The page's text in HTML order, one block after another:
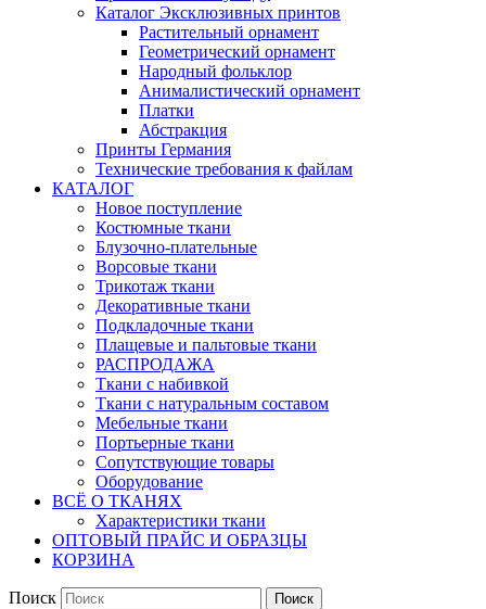
Каталог Эксклюзивных принтов
Растительный орнамент
Геометрический орнамент
Народный фольклор
Анималистический орнамент
Платки
Абстракция
Принты Германия
Технические требования к файлам
КАТАЛОГ
Новое поступление
Костюмные ткани
Блузочно-плательные
Ворсовые ткани
Трикотаж ткани
Декоративные ткани
Подкладочные ткани
Плащевые и пальтовые ткани
РАСПРОДАЖА
Ткани с набивкой
Ткани с натуральным составом
Мебельные ткани
Портьерные ткани
Сопутствующие товары
Оборудование
ВСЁ О ТКАНЯХ
Характеристики ткани
ОПТОВЫЙ ПРАЙС И ОБРАЗЦЫ
КОРЗИНА
Поиск